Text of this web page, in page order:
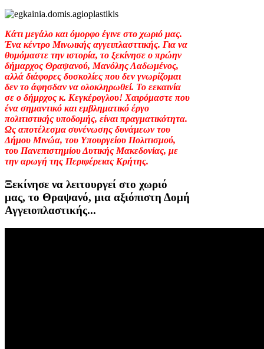
Κάτι μεγάλο και όμορφο έγινε στο χωριό μας.
Ένα κέντρο Μινωικής αγγειπλασττικής. Για να
θυμόμαστε την ιστορία, το ξεκίνησε ο πρώην
δήμαρχος Θραψανού, Μανόλης Λαδωμένος,
αλλά διάφορες δυσκολίες που δεν γνωρίζομαι
δεν το άφησδαν να ολοκληρωθεί. Το εεκαινία
σε ο δήμρχος κ. Κεγκέρογλου! Χαιρόμαστε που
ένα σημαντικό και εμβληματικό έργο
πολιτιστικής υποδομής, είναι πραγματικότητα.
Ως αποτέλεσμα συνένωσης δυνάμεων του
Δήμου Μινώα, του Υπουργείου Πολιτισμού,
του Πανεπιστημίου Δυτικής Μακεδονίας, με
την αρωγή της Περιφέρειας Κρήτης.
Ξεκίνησε να λειτουργεί στο χωριό
μας, το Θραψανό, μια αξιόπιστη Δομή
Αγγειοπλαστικής...